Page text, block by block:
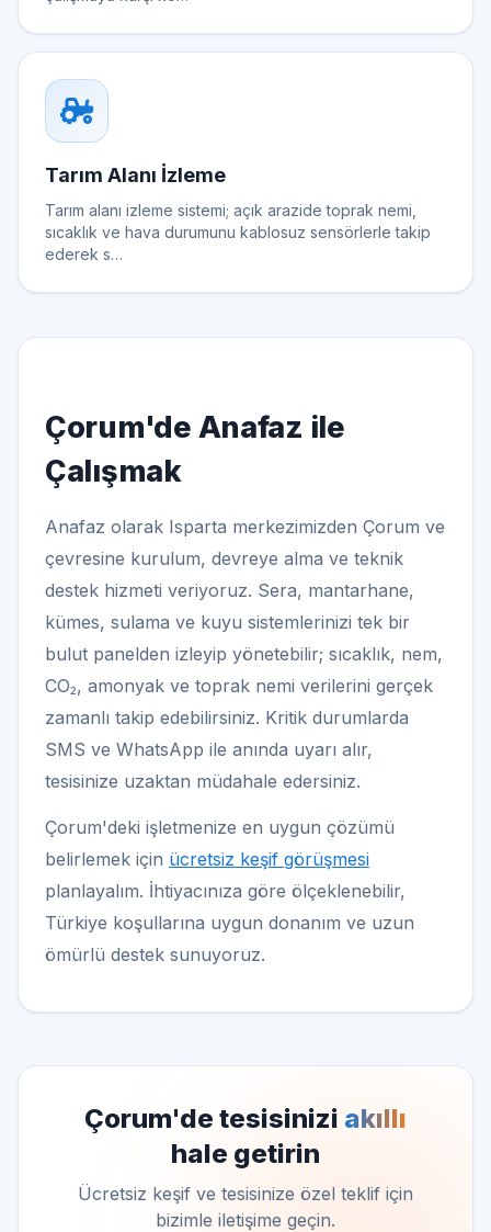
Tarım Alanı İzleme
Tarım alanı izleme sistemi; açık arazide toprak nemi,
sıcaklık ve hava durumunu kablosuz sensörlerle takip
ederek s…
Çorum'de Anafaz ile
Çalışmak
Anafaz olarak Isparta merkezimizden Çorum ve
çevresine kurulum, devreye alma ve teknik
destek hizmeti veriyoruz. Sera, mantarhane,
kümes, sulama ve kuyu sistemlerinizi tek bir
bulut panelden izleyip yönetebilir; sıcaklık, nem,
CO₂, amonyak ve toprak nemi verilerini gerçek
zamanlı takip edebilirsiniz. Kritik durumlarda
SMS ve WhatsApp ile anında uyarı alır,
tesisinize uzaktan müdahale edersiniz.
Çorum'deki işletmenize en uygun çözümü
belirlemek için ücretsiz keşif görüşmesi
planlayalım. İhtiyacınıza göre ölçeklenebilir,
Türkiye koşullarına uygun donanım ve uzun
ömürlü destek sunuyoruz.
Çorum'de tesisinizi akıllı
hale getirin
Ücretsiz keşif ve tesisinize özel teklif için
bizimle iletişime geçin.